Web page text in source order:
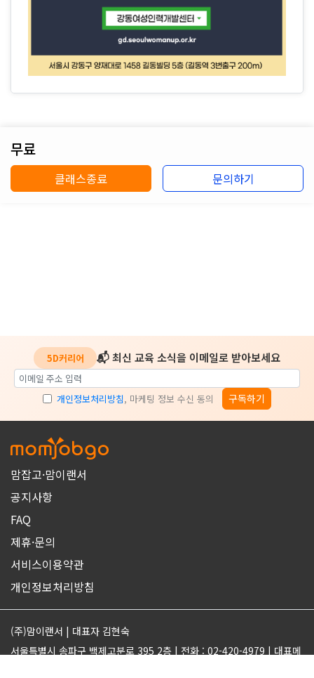
무료
클래스종료 문의하기
5D커리어 📬 최신 교육 소식을 이메일로 받아보세요
개인정보처리방침, 마케팅 정보 수신 동의 구독하기
맘잡고·맘이랜서
공지사항
FAQ
제휴·문의
서비스이용약관
개인정보처리방침
(주)맘이랜서 | 대표자 김현숙
서울특별시 송파구 백제고분로 395 2층 | 전화 : 02-420-4979 | 대표메